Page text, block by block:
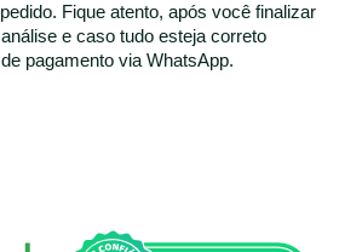
Fique atento, após você finalizar
e caso tudo esteja correto
pagamento via WhatsApp.